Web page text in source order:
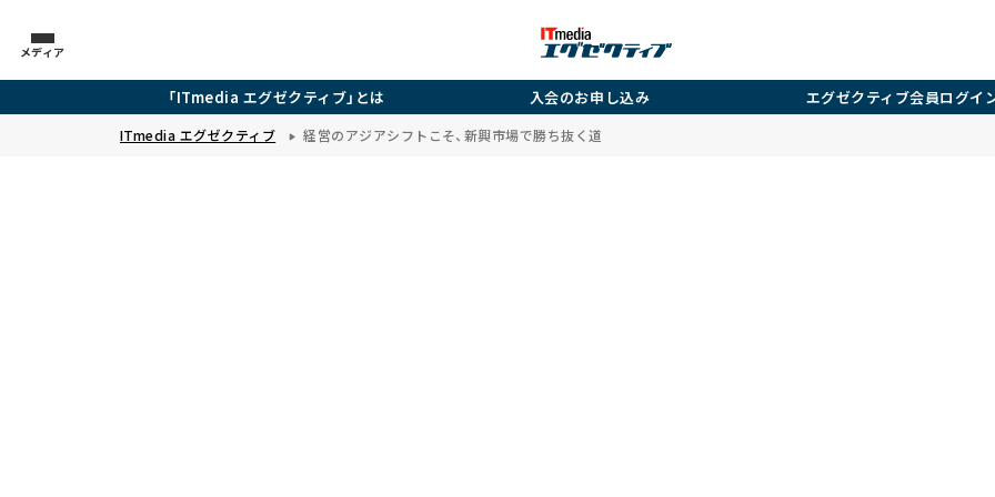
メディア
「ITmedia エグゼクティブ」とは 入会のお申し込み エグゼクティブ会員ログイ
ITmedia エグゼクティブ 経営のアジアシフトこそ、新興市場で勝ち抜く道